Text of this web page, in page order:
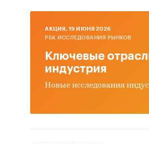
AКЦИЯ, 19 ИЮНЯ 2026
РБК ИССЛЕДОВАНИЯ РЫНКОВ
Ключевые
индустрия
Новые исследования